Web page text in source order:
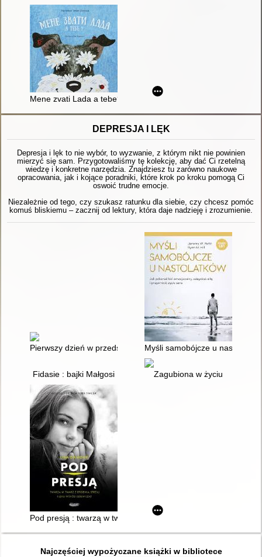
Mene zvati Lada a tebe?
DEPRESJA I LĘK
Depresja i lęk to nie wybór, to wyzwanie, z którym nikt nie powinien
mierzyć się sam. Przygotowaliśmy tę kolekcję, aby dać Ci rzetelną
wiedzę i konkretne narzędzia. Znajdziesz tu zarówno naukowe
opracowania, jak i kojące poradniki, które krok po kroku pomogą Ci
oswoić trudne emocje.
Niezależnie od tego, czy szukasz ratunku dla siebie, czy chcesz pomóc
komuś bliskiemu – zacznij od lektury, która daje nadzieję i zrozumienie.
Pierwszy dzień w przedszkolu / [tekst: Chiara Piroddi ;
Myśli samobójcze u
Fidasie : bajki Małgosi Zagubiona w życiu
Pod presją : twarzą w twarz z epidemią stresu i lęku wśród
Najczęściej wypożyczane książki w bibliotece